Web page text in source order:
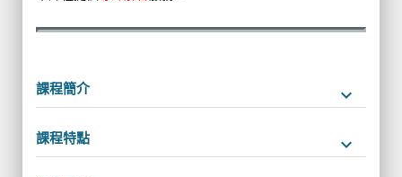
課程簡介 keyboard_arrow_down
課程特點 keyboard_arrow_down